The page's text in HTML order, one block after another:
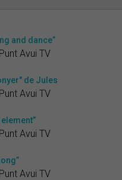
and dance”
Avui TV
de Jules
Avui TV
element”
Avui TV
Avui TV